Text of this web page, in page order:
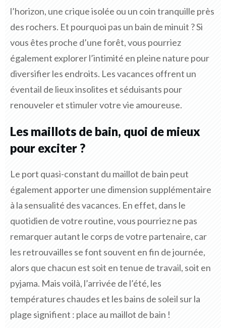
l’horizon, une crique isolée ou un coin tranquille près
des rochers. Et pourquoi pas un bain de minuit ? Si
vous êtes proche d’une forêt, vous pourriez
également explorer l’intimité en pleine nature pour
diversifier les endroits. Les vacances offrent un
éventail de lieux insolites et séduisants pour
renouveler et stimuler votre vie amoureuse.
Les maillots de bain, quoi de mieux
pour exciter ?
Le port quasi-constant du maillot de bain peut
également apporter une dimension supplémentaire
à la sensualité des vacances. En effet, dans le
quotidien de votre routine, vous pourriez ne pas
remarquer autant le corps de votre partenaire, car
les retrouvailles se font souvent en fin de journée,
alors que chacun est soit en tenue de travail, soit en
pyjama. Mais voilà, l’arrivée de l’été, les
températures chaudes et les bains de soleil sur la
plage signifient : place au maillot de bain !